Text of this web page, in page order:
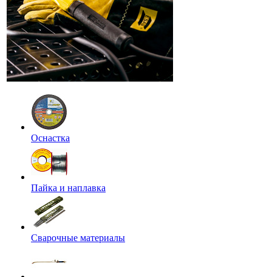
Оснастка
Пайка и наплавка
Сварочные материалы